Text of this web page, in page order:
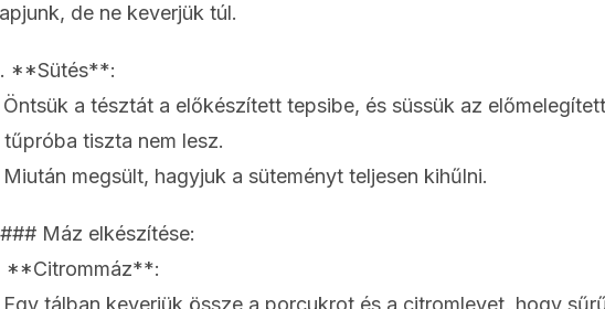
de ne keverjük túl.
**Sütés**:
Öntsük a tésztát a előkészített tepsibe, és süssük az
tűpróba tiszta nem lesz.
Miután megsült, hagyjuk a süteményt teljesen kihűlni.
Máz elkészítése:
**Citrommáz**:
Egy tálban keverjük össze a porcukrot és a citromlevet, hogy